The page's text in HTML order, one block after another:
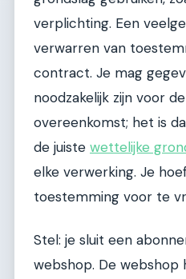
verplichting. Een
verwarren van
contract. Je mag
noodzakelijk zijn voor
overeenkomst; het is
de juiste wettelijke
elke verwerking. Je
toestemming voor te
Stel: je sluit een
webshop. De webshop